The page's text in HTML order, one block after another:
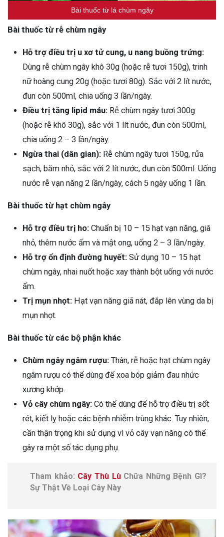
Bài thuốc từ lá chùm ngây
Bài thuốc từ rễ chùm ngây
Hỗ trợ điều trị u xơ tử cung, u nang buồng trứng:
Dùng rễ chùm ngây khô 30g (hoặc rễ tươi 150g), trinh
nữ hoàng cung 20g (hoặc tươi 80g). Sắc với 2 lít nước,
đun còn 500ml, chia uống 3 lần/ngày.
Điều trị tăng lipid máu: Rễ chùm ngây tươi 300g
(hoặc rễ khô 30g), sắc với 1 lít nước, đun còn 500ml,
chia uống 2 – 3 lần/ngày.
Ngừa thai (dân gian): Rễ chùm ngây tươi 150g, rửa
sạch, băm nhỏ, sắc với 2 lít nước, đun còn 500ml. Uống
nước rễ vạn năng 2 lần/ngày, cách 5 ngày uống 1 lần.
Bài thuốc từ hạt chùm ngây
Hỗ trợ điều trị ho: Chuẩn bị 10 – 15 hạt vạn năng, giã
nhỏ, thêm nước ấm và mật ong, uống 2 – 3 lần/ngày.
Hỗ trợ ổn định đường huyết: Sử dụng 10 – 15 hạt
chùm ngây, nhai nuốt hoặc xay thành bột uống với nước
ấm.
Trị mụn nhọt: Hạt vạn năng giã nát, đắp lên vùng da bị
mụn nhọt.
Bài thuốc từ các bộ phận khác
Chùm ngây ngâm rượu: Thân, rễ hoặc hạt chùm ngây
ngâm rượu có thể dùng để xoa bóp giảm đau nhức
xương khớp.
Vỏ cây chùm ngây: Có thể dùng để hỗ trợ điều trị sốt
rét, kiết lỵ hoặc các bệnh nhiễm trùng khác. Tuy nhiên,
cần thận trọng khi sử dụng vì vỏ cây vạn năng có thể
gây ra một số tác dụng phụ.
Tham khảo: Cây Thù LùChữa Những Bệnh Gì?
Sự Thật Về Loại Cây Này